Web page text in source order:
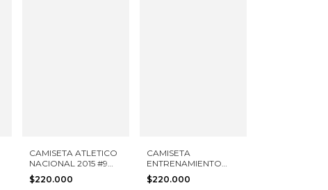
CAMISETA ATLETICO
NACIONAL 2015 #9
NIKE TALLA S
$220.000
CAMISETA
ENTRENAMIENTO
ATLETICO NACIONAL
2020 NIKE TALLA S
$220.000